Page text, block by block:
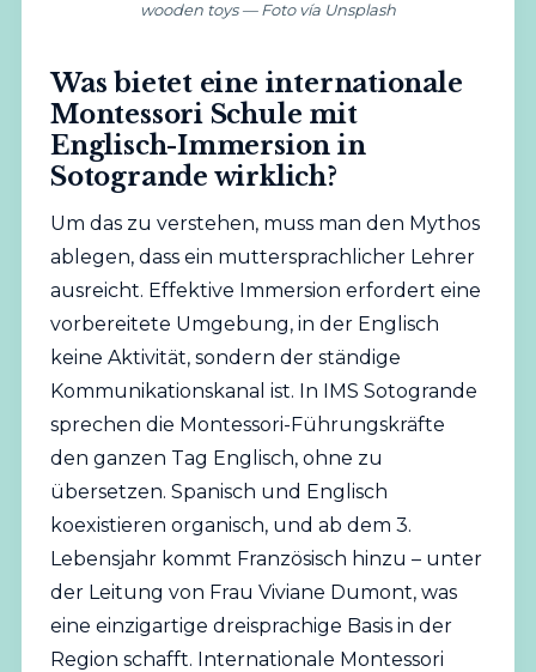
wooden toys — Foto vía Unsplash
Was bietet eine internationale
Montessori Schule mit
Englisch-Immersion in
Sotogrande wirklich?
Um das zu verstehen, muss man den Mythos
ablegen, dass ein muttersprachlicher Lehrer
ausreicht. Effektive Immersion erfordert eine
vorbereitete Umgebung, in der Englisch
keine Aktivität, sondern der ständige
Kommunikationskanal ist. In IMS Sotogrande
sprechen die Montessori-Führungskräfte
den ganzen Tag Englisch, ohne zu
übersetzen. Spanisch und Englisch
koexistieren organisch, und ab dem 3.
Lebensjahr kommt Französisch hinzu – unter
der Leitung von Frau Viviane Dumont, was
eine einzigartige dreisprachige Basis in der
Region schafft. Internationale Montessori